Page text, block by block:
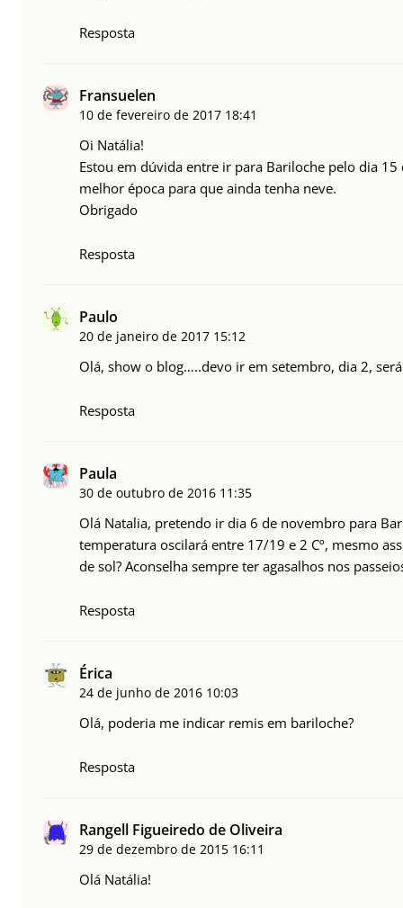
Resposta
Fransuelen
10 de fevereiro de 2017 18:41
Oi Natália!
Estou em dúvida entre ir para Bariloche pelo dia
melhor época para que ainda tenha neve.
Obrigado
Resposta
Paulo
20 de janeiro de 2017 15:12
Olá, show o blog…..devo ir em setembro, dia 2,
Resposta
Paula
30 de outubro de 2016 11:35
Olá Natalia, pretendo ir dia 6 de novembro para
temperatura oscilará entre 17/19 e 2 Cº, mesmo
de sol? Aconselha sempre ter agasalhos nos
Resposta
Érica
24 de junho de 2016 10:03
Olá, poderia me indicar remis em bariloche?
Resposta
Rangell Figueiredo de Oliveira
29 de dezembro de 2015 16:11
Olá Natália!